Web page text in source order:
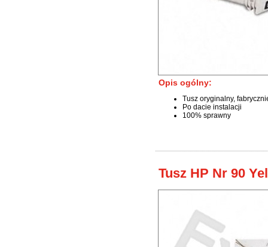
Opis ogólny:
Tusz oryginalny,
Po dacie instalacji
100% sprawny
Tusz HP Nr 90